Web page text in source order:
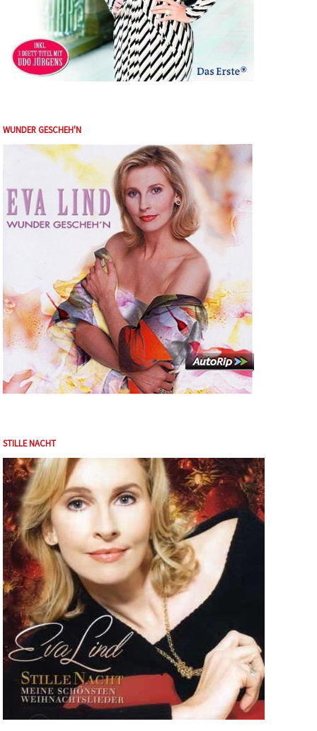
WUNDER GESCHEH'N
STILLE NACHT